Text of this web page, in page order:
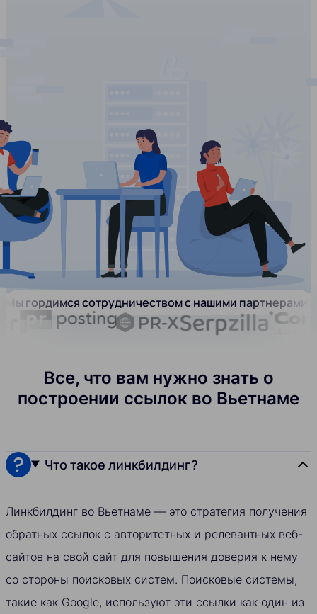
Мы гордимся сотрудничеством с нашими партнерами:
Все, что вам нужно знать о
построении ссылок во Вьетнаме
Что такое линкбилдинг?
Линкбилдинг во Вьетнаме — это стратегия получения
обратных ссылок с авторитетных и релевантных веб-
сайтов на свой сайт для повышения доверия к нему
со стороны поисковых систем. Поисковые системы,
такие как Google, используют эти ссылки как один из